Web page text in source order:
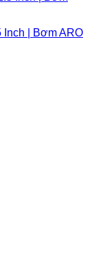
Inch | Bơm ARO